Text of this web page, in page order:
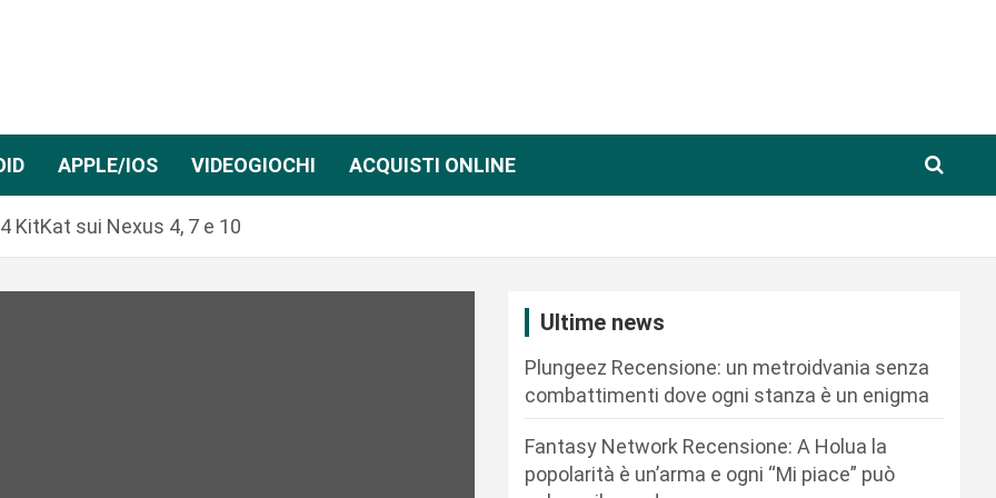
APPLE/IOS VIDEOGIOCHI ACQUISTI ONLINE
KitKat sui Nexus 4, 7 e 10
Ultime news
Plungeez Recensione: un metroidvania senza
combattimenti dove ogni stanza è un enigma
Fantasy Network Recensione: A Holua la
popolarità è un’arma e ogni “Mi piace” può